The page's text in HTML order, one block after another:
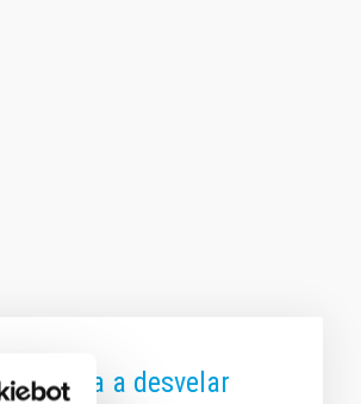
y ayuda a desvelar